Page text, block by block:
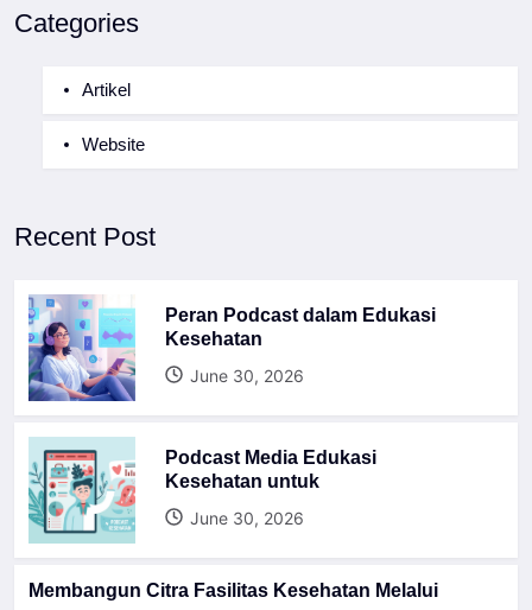
Categories
Artikel
Website
Recent Post
Peran Podcast dalam Edukasi
Kesehatan
June 30, 2026
Podcast Media Edukasi
Kesehatan untuk
June 30, 2026
Membangun Citra Fasilitas Kesehatan Melalui